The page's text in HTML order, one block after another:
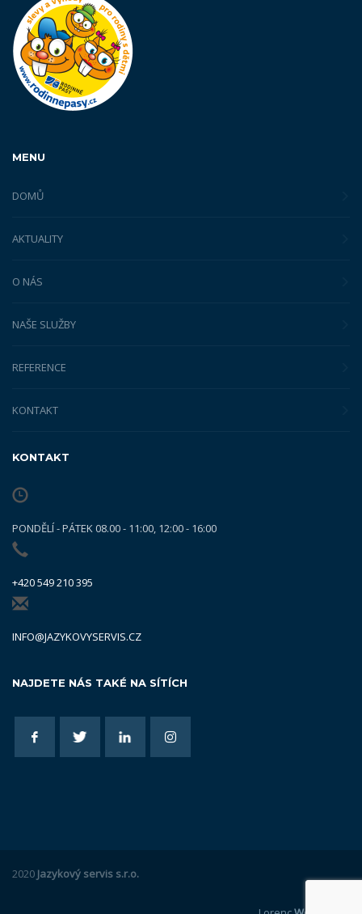
MENU
DOMŮ
AKTUALITY
O NÁS
NAŠE SLUŽBY
REFERENCE
KONTAKT
KONTAKT
PONDĚLÍ - PÁTEK 08.00 - 11:00, 12:00 - 16:00
+420 549 210 395
INFO@JAZYKOVYSERVIS.CZ
NAJDETE NÁS TAKÉ NA SÍTÍCH
2020 Jazykový servis s.r.o.